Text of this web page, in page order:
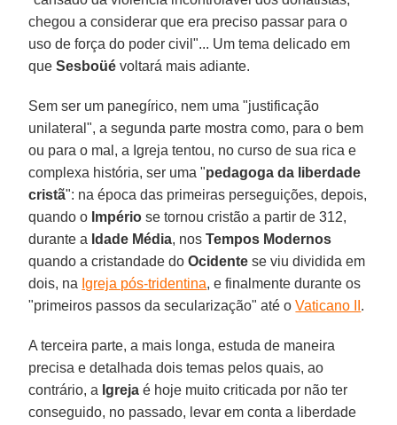
chegou a considerar que era preciso passar para o
uso de força do poder civil"... Um tema delicado em
queSesboüé voltará mais adiante.
Sem ser um panegírico, nem uma "justificação
unilateral", a segunda parte mostra como, para o bem
ou para o mal, a Igreja tentou, no curso de sua rica e
complexa história, ser uma "pedagoga da liberdade
cristã": na época das primeiras perseguições, depois,
quando o Império se tornou cristão a partir de 312,
durante a Idade Média, nosTempos Modernos
quando a cristandade doOcidente se viu dividida em
dois, na Igreja pós-tridentina, e finalmente durante os
"primeiros passos da secularização" até oVaticano II .
A terceira parte, a mais longa, estuda de maneira
precisa e detalhada dois temas pelos quais, ao
contrário, a Igreja é hoje muito criticada por não ter
conseguido, no passado, levar em conta a liberdade